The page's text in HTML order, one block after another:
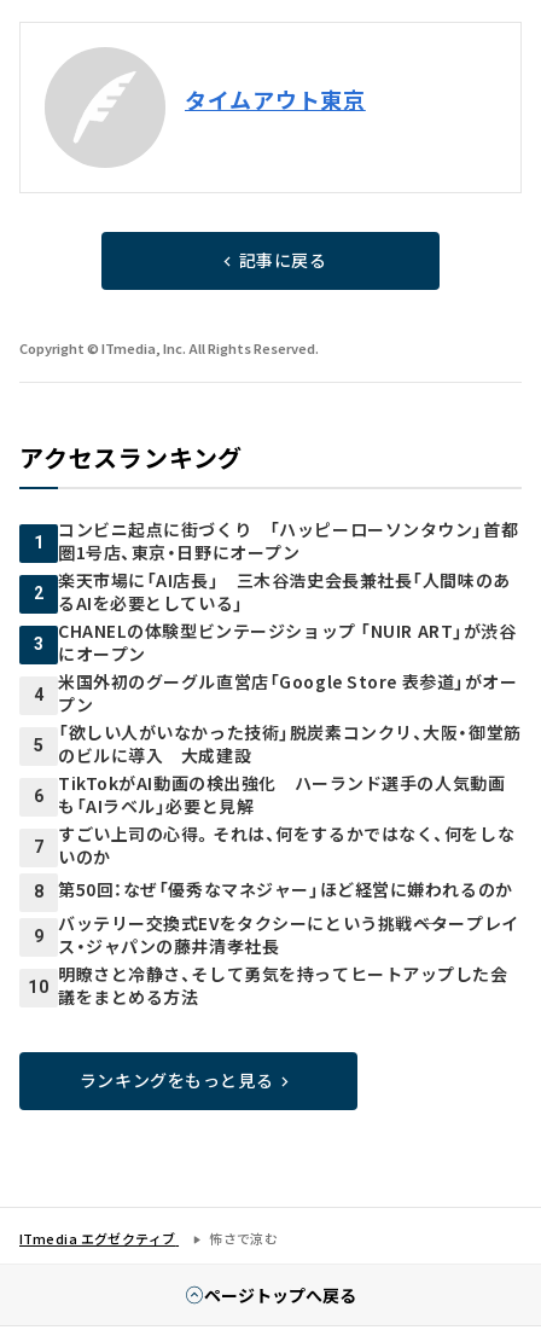
タイムアウト東京
記事に戻る
Copyright © ITmedia, Inc. All Rights Reserved.
アクセスランキング
1
コンビニ起点に街づくり 「ハッピーローソンタウン」首都
圏1号店、東京・日野にオープン
2
楽天市場に「AI店長」 三木谷浩史会長兼社長「人間味のあ
るAIを必要としている」
3
CHANELの体験型ビンテージショップ 「NUIR ART」が渋谷
にオープン
4
米国外初のグーグル直営店「Google Store 表参道」がオー
プン
5
「欲しい人がいなかった技術」脱炭素コンクリ、大阪・御堂筋
のビルに導入 大成建設
6
TikTokがAI動画の検出強化 ハーランド選手の人気動画
も「AIラベル」必要と見解
7
すごい上司の心得。それは、何をするかではなく、何をしな
いのか
8 第50回：なぜ「優秀なマネジャー」ほど経営に嫌われるのか
9
バッテリー交換式EVをタクシーにという挑戦――ベタープレイ
ス・ジャパンの藤井清孝社長
10
明瞭さと冷静さ、そして勇気を持ってヒートアップした会
議をまとめる方法
ランキングをもっと見る
ITmedia エグゼクティブ 怖さで涼む
ページトップへ戻る